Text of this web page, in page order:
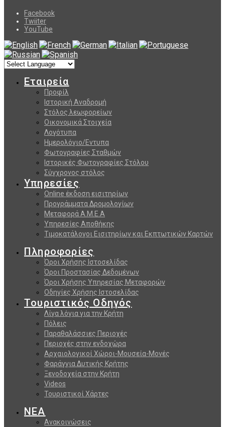
Facebook
Twiiter
YouTube
Εταιρεία
Προφίλ
Ιστορική Αναδρομή
Στόλος λεωφορείων
Οικονομικά Στοιχεία
Λογότυπα
Ημερολόγιο/Εντυπα
Φωτογραφίες Σταθμών
Ιστορικές Φωτογραφίες Στόλου
Σύγχρονος στόλος
Υπηρεσίες
Online έκδοση εισιτηρίων
Προγράμματα Δρομολογίων
Μεταφορά Α.Μ.Ε.Α
Υπηρεσίες Αποθήκης
Τιμοκατάλογοι Εισιτηρίων και Εκπτωτικών Καρτών
Πληροφορίες
Όροι Χρήσης Ιστοσελίδας
Όροι Προστασίας Δεδομένων
Όροι Χρήσης Υπηρεσίας Μεταφορών
Οδηγίες Χρήσης Ιστοσελίδας
Τουριστικός Οδηγός
Λίγα λόγια για την Κρήτη
Πόλεις
Παραθαλάσσιες Περιοχές
Περιοχές στην ενδοχώρα
Αρχαιολογικοί Χώροι-Μουσεία-Μονές
Φαράγγια Δυτικής Κρήτης
Ξενοδοχεία στην Κρήτη
Videos
Τουριστικοί Χάρτες
ΝΕΑ
Ανακοινώσεις